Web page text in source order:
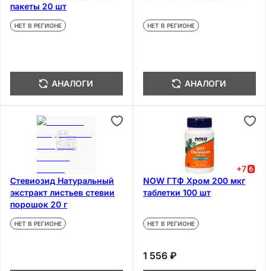
пакеты 20 шт
НЕТ В РЕГИОНЕ
АНАЛОГИ
НЕТ В РЕГИОНЕ
АНАЛОГИ
Стевиозид Натуральный
экстракт листьев стевии
порошок 20 г
НЕТ В РЕГИОНЕ
+7
NOW ГТФ Хром 200 мкг
таблетки 100 шт
НЕТ В РЕГИОНЕ
1 556 ₽